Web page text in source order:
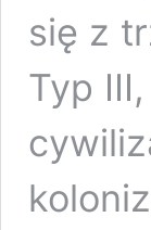
się z
Typ